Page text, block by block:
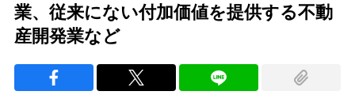
業、従来にない付加価値を提供する不動
産開発業など